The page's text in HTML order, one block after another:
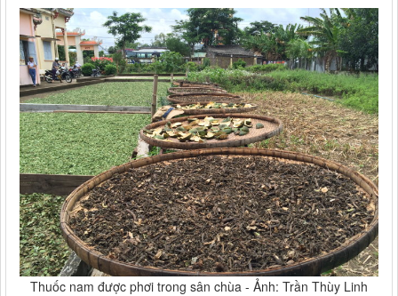
Thuốc nam được phơi trong sân chùa - Ảnh: Trần Thùy Linh